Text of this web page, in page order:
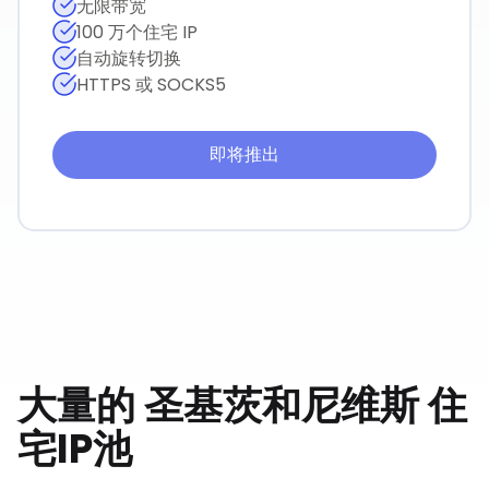
无限带宽
100 万个住宅 IP
自动旋转切换
HTTPS 或 SOCKS5
即将推出
大量的圣基茨和尼维斯住
宅IP池